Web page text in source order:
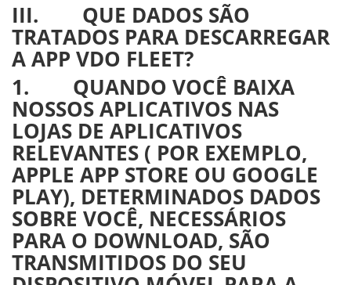
III. QUE DADOS SÃO
TRATADOS PARA DESCARREGAR
A APP VDO FLEET?
1. QUANDO VOCÊ BAIXA
NOSSOS APLICATIVOS NAS
LOJAS DE APLICATIVOS
RELEVANTES ( POR EXEMPLO,
APPLE APP STORE OU GOOGLE
PLAY), DETERMINADOS DADOS
SOBRE VOCÊ, NECESSÁRIOS
PARA O DOWNLOAD, SÃO
TRANSMITIDOS DO SEU